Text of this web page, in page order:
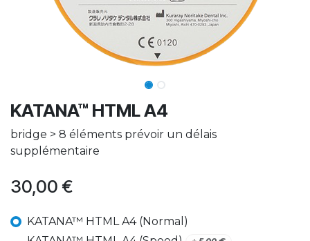
KATANA™ HTML A4
bridge > 8 éléments prévoir un délais
supplémentaire
30,00 €
KATANA™ HTML A4 (Normal)